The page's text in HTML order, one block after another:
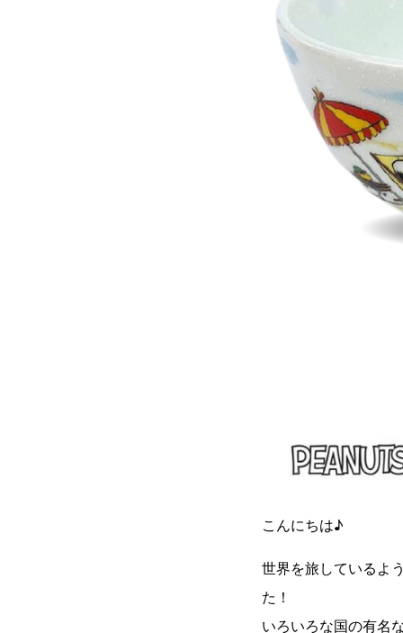
こんにちは♪
世界を旅しているよ
た！
いろいろな国の有名